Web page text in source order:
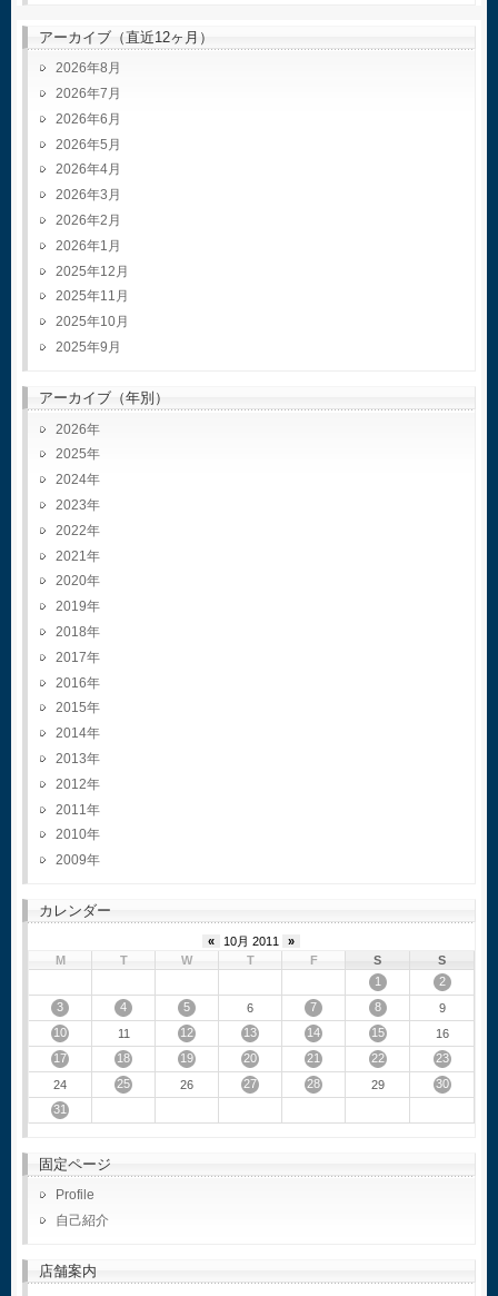
アーカイブ（直近12ヶ月）
2026年8月
2026年7月
2026年6月
2026年5月
2026年4月
2026年3月
2026年2月
2026年1月
2025年12月
2025年11月
2025年10月
2025年9月
アーカイブ（年別）
2026
2025
2024
2023
2022
2021
2020
2019
2018
2017
2016
2015
2014
2013
2012
2011
2010
2009
カレンダー
« 10月 2011
»
M
T W T F S
S
1
2
3
4 5 6 7 8
9
10
11 12 13 14 15
16
17
18 19 20 21 22
23
24
25 26 27 28 29
30
31
固定ページ
Profile
自己紹介
店舗案内